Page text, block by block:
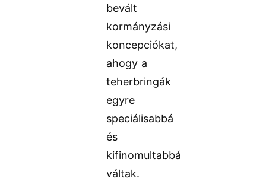
bevált
kormányzási
koncepciókat,
ahogy a
teherbringák
egyre
speciálisabbá
és
kifinomultabbá
váltak.